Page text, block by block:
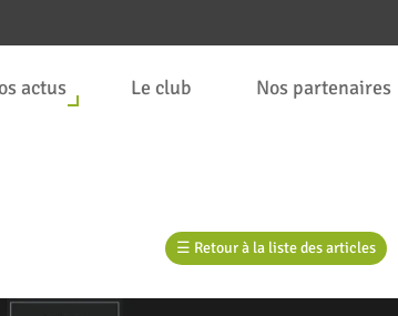
actus Le club Nos partenaires
☰ Retour à la liste des articles